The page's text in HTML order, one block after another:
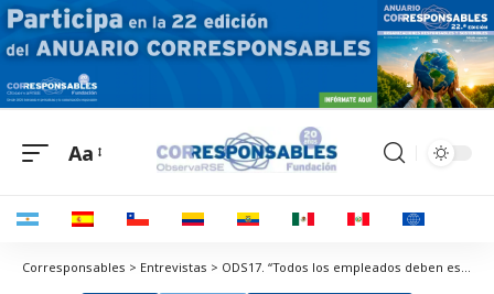
Aa
Corresponsables > Entrevistas > ODS17. “Todos los empleados deben estar alineados con la cultura de empresa responsable”